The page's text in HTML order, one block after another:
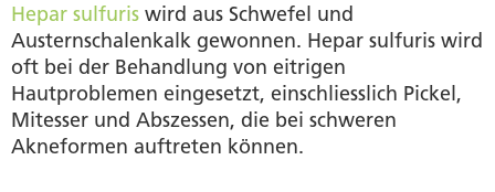
Hepar sulfuris wird aus Schwefel und
Austernschalenkalk gewonnen. Hepar sulfuris wird
oft bei der Behandlung von eitrigen
Hautproblemen eingesetzt, einschliesslich Pickel,
Mitesser und Abszessen, die bei schweren
Akneformen auftreten können.